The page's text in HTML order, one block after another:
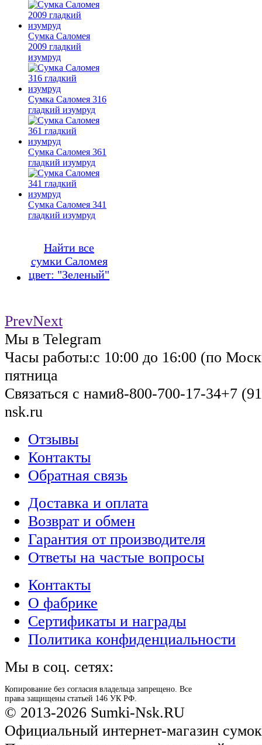
Сумка Саломея
2009 гладкий
изумруд
Сумка Саломея 316
гладкий изумруд
Сумка Саломея 361
гладкий изумруд
Сумка Саломея 341
гладкий изумруд
Найти все
сумки Саломея
цвет: "Зеленый"
PrevNext
Мы в Telegram
Часы работы:с 10:00 до 16:00 (по
пятница
Связаться с нами8-800-700-17-34+7
nsk.ru
Отзывы
Контакты
Обратная связь
Доставка и оплата
Возврат и обмен
Гарантия от производителя
Ответы на частые вопросы
Контакты
О фабрике
Сертификаты и награды
Политика конфиденциальности
Мы в соц. сетях:
Копирование без согласия владельца запрещено. Все
права защищены статьей 146 УК РФ.
© 2013-2026 Sumki-Nsk.RU
Официальный интернет-магазин